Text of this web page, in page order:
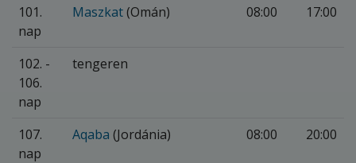
101.
nap
Maszkat(Omán) 08:00 17:00
102. -
106.
nap
tengeren
107.
nap
Aqaba (Jordánia) 08:00 20:00